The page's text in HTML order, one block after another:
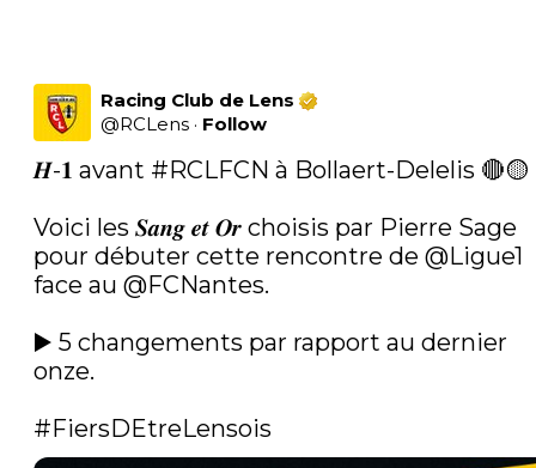
Racing Club de Lens
@RCLens · Follow
𝑯-𝟏 avant #RCLFCN à Bollaert-Delelis 🔴🟡
Voici les 𝑺𝒂𝒏𝒈 𝒆𝒕 𝑶𝒓 choisis par Pierre Sage
pour débuter cette rencontre de @Ligue1
face au @FCNantes.
▶️ 5 changements par rapport au dernier
onze.
#FiersDEtreLensois